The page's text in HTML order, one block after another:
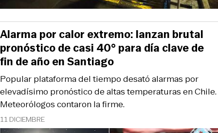
11 DICIEMBRE
Popular plataforma del tiempo desató alarmas por
elevadísimo pronóstico de altas temperaturas en Chile.
Meteorólogos contaron la firme.
Alarma por calor extremo: lanzan brutal
pronóstico de casi 40° para día clave de
fin de año en Santiago